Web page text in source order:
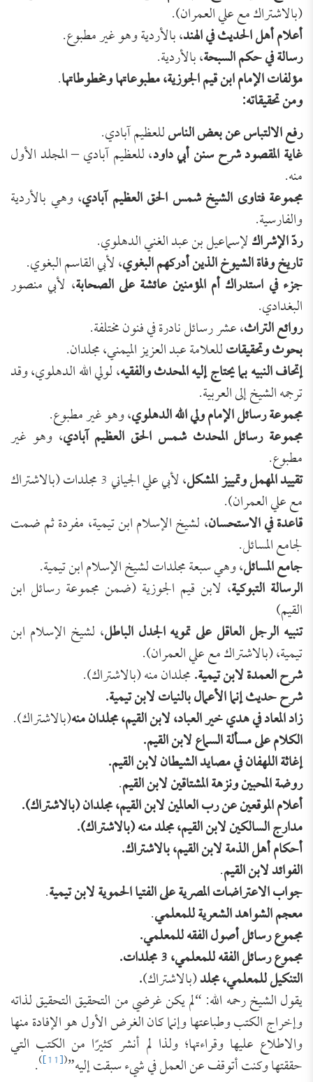
(بالاشتراك مع علي العمران).
أعلام أهل الحديث في الهند، بالأردية وهو غير مطبوع.
رسالة في حكم السبحة، بالأردية.
مؤلفات الإمام ابن قيم الجوزية، مطبوعاتها ومخطوطاتها.
ومن تحقيقاته:
رفع الالتباس عن بعض الناسللعظيم آبادي.
غاية المقصود شرح سنن أبي داود، للعظيم آبادي – المجلد الأول
منه.
مجموعة فتاوى الشيخ شمس الحق العظيم آبادي، وهي بالأردية
والفارسية.
ردّ الإشراكلإسماعيل بن عبد الغني الدهلوي.
تاريخ وفاة الشيوخ الذين أدركهم البغوي، لأبي القاسم البغوي.
جزء في استدراك أم المؤمنين عائشة على الصحابة، لأبي منصور
البغدادي.
روائع التراث، عشر رسائل نادرة في فنون مختلفة.
بحوث وتحقيقاتللعلامة عبد العزيز الميمني، مجلدان.
إتحاف النبيه بما يحتاج إليه المحدث والفقيه، لولي الله الدهلوي، وقد
ترجمه الشيخ إلى العربية.
مجموعة رسائل الإمام ولي الله الدهلوي، وهو غير مطبوع.
مجموعة رسائل المحدث شمس الحق العظيم آبادي، وهو غير
مطبوع.
تقييد المهمل وتمييز المشكل ، لأبي علي الجياني 3 مجلدات (بالاشتراك
مع علي العمران).
قاعدة في الاستحسان، لشيخ الإسلام ابن تيمية، مفردة ثم ضمت
لجامع المسائل.
جامع المسائل، وهي سبعة مجلدات لشيخ الإسلام ابن تيمية.
الرسالة التبوكية، لابن قيم الجوزية (ضمن مجموعة رسائل ابن
القيم)
تنبيه الرجل العاقل على تمويه الجدل الباطل، لشيخ الإسلام ابن
تيمية، (بالاشتراك مع علي العمران).
شرح العمدة لابن تيمية.مجلدان منه (بالاشتراك).
شرح حديث إنما الأعمال بالنيات لابن تيمية.
زاد المعاد في هدي خير العباد، لابن القيم، مجلدان منه(بالاشتراك).
الكلام على مسألة السماعلابن القيم.
إغاثة اللهفان في مصايد الشيطانلابن القيم.
روضة المحبين ونزهة المشتاقين لابن القيم.
أعلام الموقعين عن رب العالمين لابن القيم، مجلدان (بالاشتراك).
مدارج السالكين لابن القيم، مجلد منه (بالاشتراك).
أحكام أهل الذمة لابن القيم، بالاشتراك.
الفوائد لابن القيم.
جواب الاعتراضات المصرية على الفتيا الحموية لابن تيمية.
معجم الشواهد الشعرية للمعلمي.
مجموع رسائل أصول الفقه للمعلمي.
مجموع رسائل الفقه للمعلمي، 3 مجلدات.
التنكيل للمعلمي، مجلد(بالاشتراك).
يقول الشيخ رحمه الله: “لم يكن غرضي من التحقيق التحقيق لذاته
وإخراج الكتب وطباعتها وإنما كان الغرض الأول هو الإفادة منها
والاطلاع عليها وقراءتها؛ ولذا لم أنشر كثيرًا من الكتب التي
حققتها وكنت أتوقف عن العمل في شيء سبقت إليه”(
[11]
)
.